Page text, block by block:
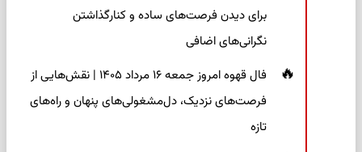
برای دیدن فرصت‌های ساده و کنارگذاشتن
نگرانی‌های اضافی
فال قهوه امروز جمعه ۱۶ مرداد ۱۴۰۵ | نقش‌هایی از
فرصت‌های نزدیک، دل‌مشغولی‌های پنهان و راه‌های
تازه